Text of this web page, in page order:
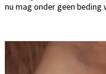
nu mag onder geen